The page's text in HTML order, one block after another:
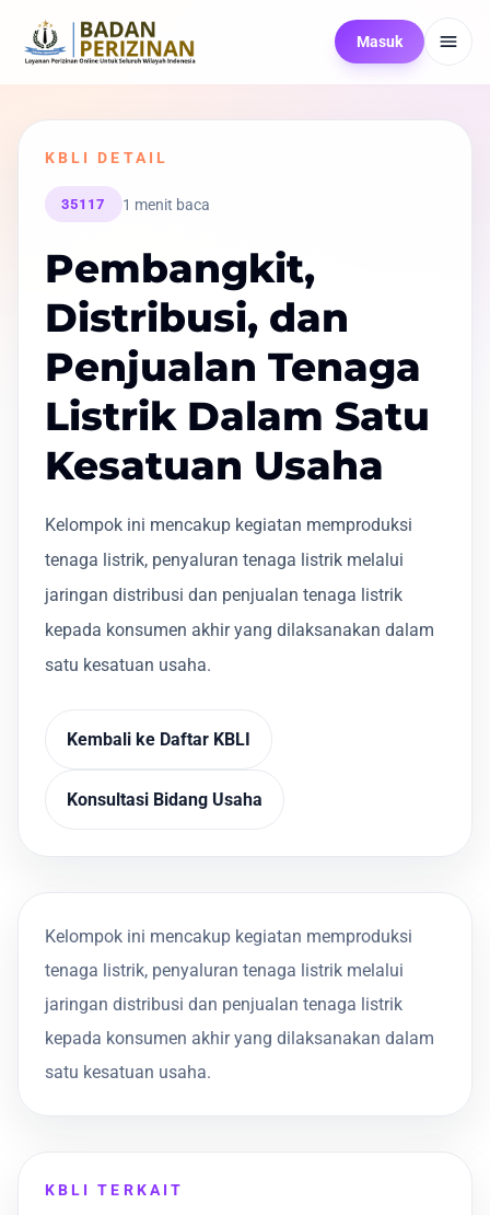
Masuk
KBLI DETAIL
35117 1 menit baca
Pembangkit,
Distribusi, dan
Penjualan Tenaga
Listrik Dalam Satu
Kesatuan Usaha
Kelompok ini mencakup kegiatan memproduksi
tenaga listrik, penyaluran tenaga listrik melalui
jaringan distribusi dan penjualan tenaga listrik
kepada konsumen akhir yang dilaksanakan dalam
satu kesatuan usaha.
Kembali ke Daftar KBLI
Konsultasi Bidang Usaha
Kelompok ini mencakup kegiatan memproduksi
tenaga listrik, penyaluran tenaga listrik melalui
jaringan distribusi dan penjualan tenaga listrik
kepada konsumen akhir yang dilaksanakan dalam
satu kesatuan usaha.
KBLI TERKAIT